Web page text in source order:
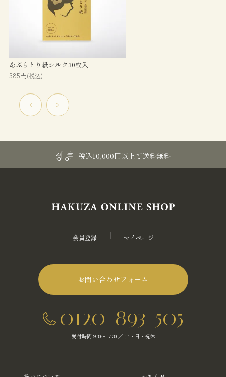
あぶらとり紙シルク30枚入
385円(税込)
税込10,000円以上で送料無料
会員登録 マイページ
お問い合わせフォーム
0120-893-505
受付時間 9:30～17:30 ／ 土・日・祝休